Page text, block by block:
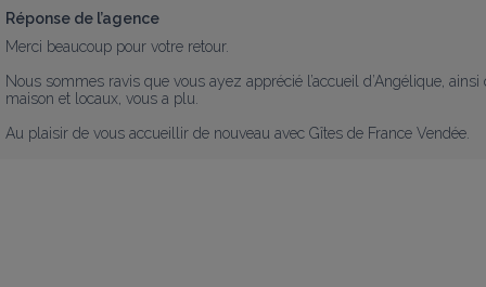
Réponse de l’agence
Merci beaucoup pour votre retour.
Nous sommes ravis que vous ayez apprécié l’accueil d’Angélique,
maison et locaux, vous a plu.
Au plaisir de vous accueillir de nouveau avec Gîtes de France Vendée.